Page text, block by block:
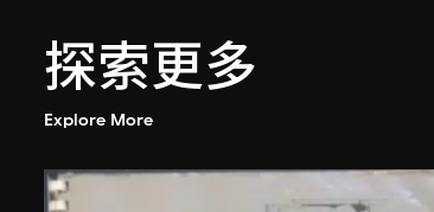
探索更多
Explore More